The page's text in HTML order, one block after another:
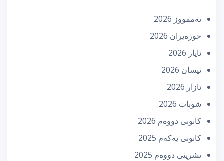
تەممووز 2026
حوزه‌یران 2026
ئایار 2026
نیسان 2026
ئازار 2026
شوبات 2026
كانونی دووه‌م 2026
كانونی یه‌كه‌م 2025
تشرینی دووه‌م 2025